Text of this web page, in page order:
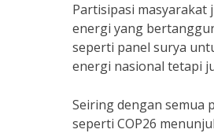
Partisipasi
energi yang
seperti panel surya
energi nasional tetapi
Seiring dengan semua
seperti COP26